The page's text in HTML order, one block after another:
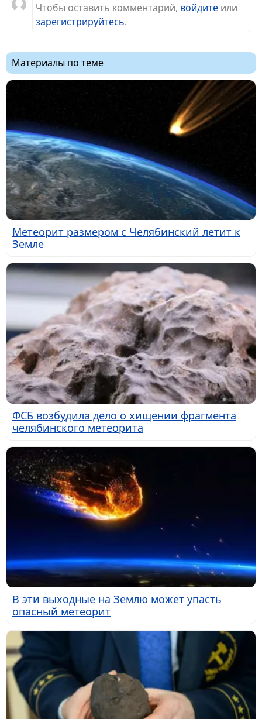
Чтобы оставить комментарий, войдите или
зарегистрируйтесь.
Материалы по теме
Метеорит размером с Челябинский летит к
Земле
ФСБ возбудила дело о хищении фрагмента
челябинского метеорита
В эти выходные на Землю может упасть
опасный метеорит